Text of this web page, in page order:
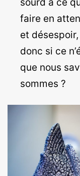
sourd à ce
faire en
et
donc si ce
que nous
sommes ?